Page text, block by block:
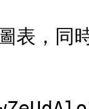
表，同